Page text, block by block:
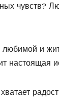
чувств?
любимой и
настоящая